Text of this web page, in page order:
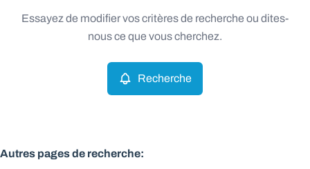
Essayez de modifier vos critères de recherche ou dites-
nous ce que vous cherchez.
Recherche
Autres pages de recherche: